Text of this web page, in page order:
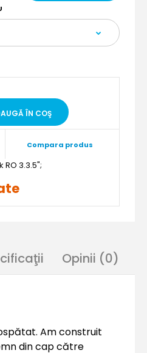
Compara produs
";
Opinii (0)
Am construit
din cap către